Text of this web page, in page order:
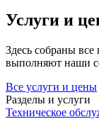
Услуги и
Здесь собраны все
выполняют наши
Все услуги и цены
Разделы и услуги
Техническое